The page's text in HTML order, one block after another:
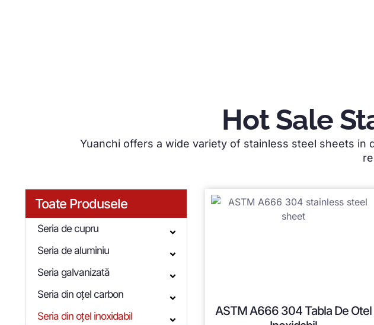
Hot Sale
Yuanchi offers a wide variety of stainless steel sheets in
Toate Produsele
Seria de cupru
Seria de aluminiu
Seria galvanizată
Seria din oțel carbon
Seria din oțel inoxidabil
ASTM A666304 Tabla De Otel